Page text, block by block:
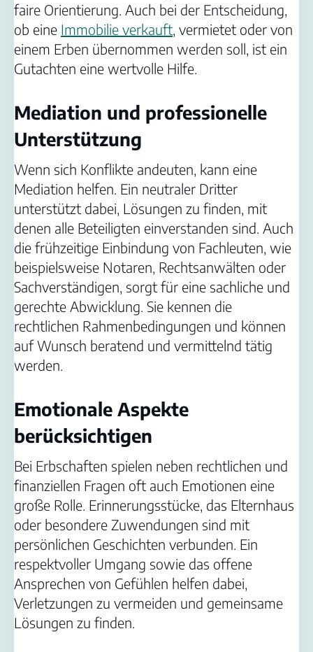
faire Orientierung. Auch bei der Entscheidung,
ob eine Immobilie verkauft, vermietet oder von
einem Erben übernommen werden soll, ist ein
Gutachten eine wertvolle Hilfe.
Mediation und professionelle
Unterstützung
Wenn sich Konflikte andeuten, kann eine
Mediation helfen. Ein neutraler Dritter
unterstützt dabei, Lösungen zu finden, mit
denen alle Beteiligten einverstanden sind. Auch
die frühzeitige Einbindung von Fachleuten, wie
beispielsweise Notaren, Rechtsanwälten oder
Sachverständigen, sorgt für eine sachliche und
gerechte Abwicklung. Sie kennen die
rechtlichen Rahmenbedingungen und können
auf Wunsch beratend und vermittelnd tätig
werden.
Emotionale Aspekte
berücksichtigen
Bei Erbschaften spielen neben rechtlichen und
finanziellen Fragen oft auch Emotionen eine
große Rolle. Erinnerungsstücke, das Elternhaus
oder besondere Zuwendungen sind mit
persönlichen Geschichten verbunden. Ein
respektvoller Umgang sowie das offene
Ansprechen von Gefühlen helfen dabei,
Verletzungen zu vermeiden und gemeinsame
Lösungen zu finden.